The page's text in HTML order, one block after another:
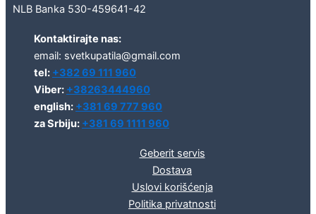
NLB Banka 530-459641-42
Kontaktirajte nas:
email: svetkupatila@gmail.com
tel: +382 69 111 960
Viber: +38263444960
english: +381 69 777 960
za Srbiju: +381 69 1111 960
Geberit servis
Dostava
Uslovi korišćenja
Politika privatnosti